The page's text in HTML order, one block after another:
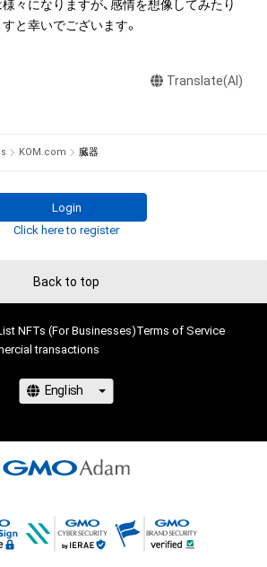
隣接権の権利者またはその管理委託を受
する権利」の範囲を超えた行為、知的財産
できません。
創作物の利用については、公序良俗や法令
kom__art.jp/
々になりますが、感情を想像してみたり
と幸いでございます。
Translate(AI)
KOM.com 臓器
Login
Click here to register
Back to top
NFTs (For Businesses)Terms of Service
transactions